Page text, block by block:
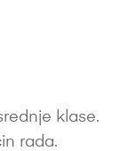
klase.
rada.